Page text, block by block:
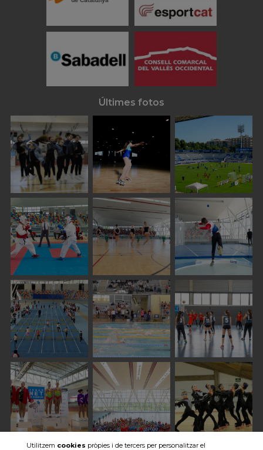
Últimes fotos
Utilitzem cookies pròpies i de tercers per personalitzar el